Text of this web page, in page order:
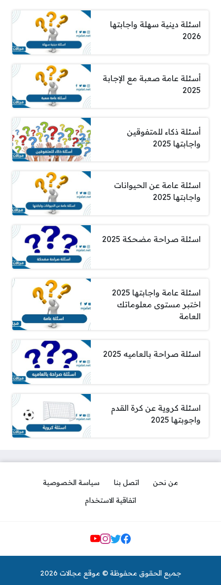
اسئلة دينية سهلة واجابتها
2026
أسئلة عامة صعبة مع الإجابة
2025
أسئلة ذكاء للمتفوقين
واجابتها 2025
اسئلة عامة عن الحيوانات
واجابتها 2025
اسئلة صراحة مضحكة 2025
اسئلة عامة واجابتها 2025
اختبر مستوى معلوماتك
العامة
اسئلة صراحة بالعاميه 2025
اسئلة كروية عن كرة القدم
واجوبتها 2025
من نحن اتصل بنا
سياسة الخصوصية
اتفاقية الاستخدام
مواقع التواصل
جميع الحقوق محفوظة © موقع مجالات 2026